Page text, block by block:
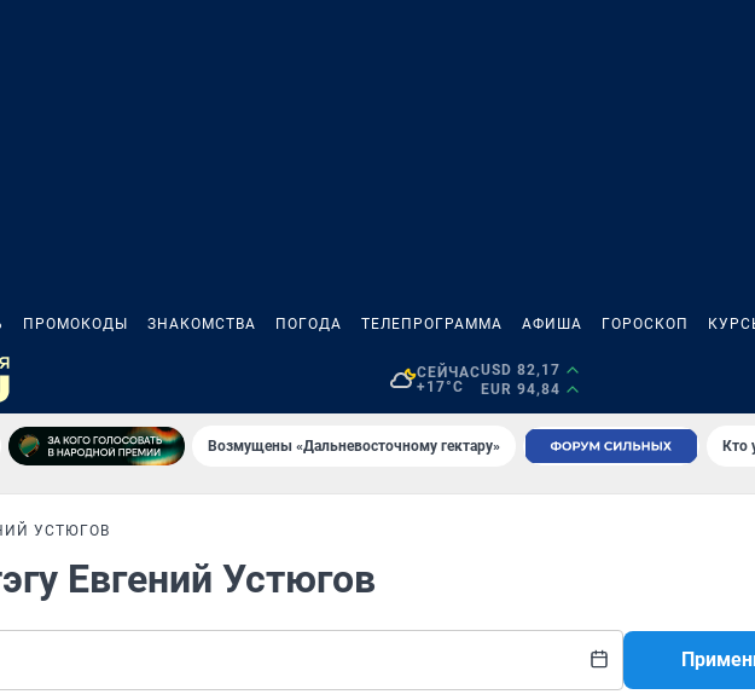
ПРОМОКОДЫ ЗНАКОМСТВА ПОГОДА ТЕЛЕПРОГРАММА АФИША ГОРОСКОП
СЕЙЧАС
+17°C
USD 82,17
EUR 94,84
Возмущены «Дальневосточному гектару» Кто
УСТЮГОВ
Евгений Устюгов